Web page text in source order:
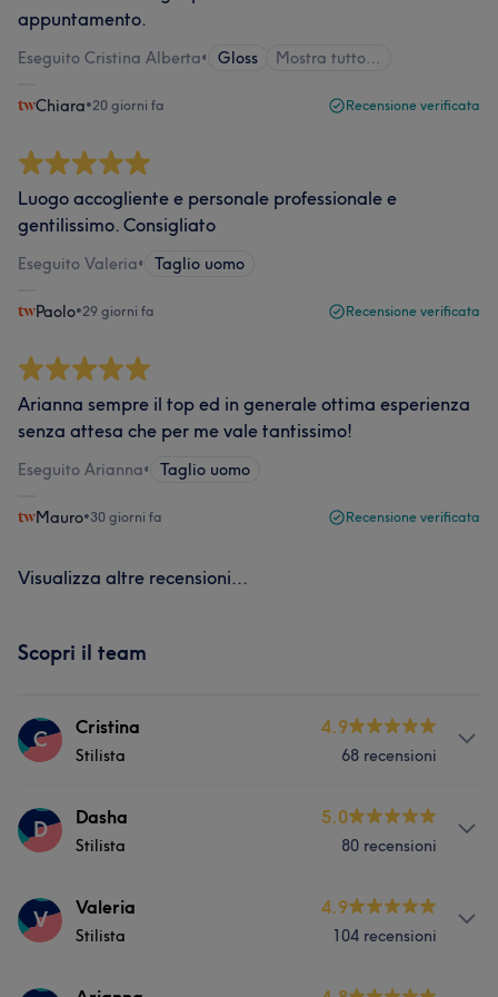
appuntamento.
Eseguito Cristina Alberta• Gloss Mostra tutto…
Chiara•20 giorni fa Recensione verificata
Luogo accogliente e personale professionale e
gentilissimo. Consigliato
Eseguito Valeria• Taglio uomo
Paolo•29 giorni fa Recensione verificata
Arianna sempre il top ed in generale ottima esperienza
senza attesa che per me vale tantissimo!
Eseguito Arianna• Taglio uomo
Mauro•30 giorni fa Recensione verificata
Visualizza altre recensioni...
Scopri il team
C Cristina
Stilista
4.9
68 recensioni
Servizi
Depilazione
D Dasha
Stilista
5.0
80 recensioni
Servizi
V Valeria
Stilista
4.9
104 recensioni